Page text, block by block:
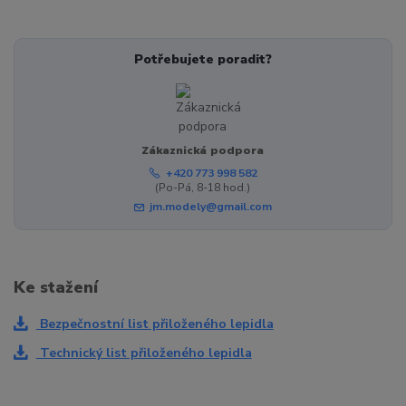
Potřebujete poradit?
Zákaznická podpora
+420 773 998 582
(Po-Pá, 8-18 hod.)
jm.modely@gmail.com
Ke stažení
Bezpečnostní list přiloženého lepidla
Technický list přiloženého lepidla